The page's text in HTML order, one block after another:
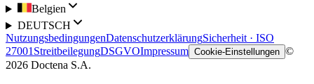
Belgien
DEUTSCH
NutzungsbedingungenDatenschutzerklärungSicherheit · ISO
27001 StreitbeilegungDSGVOImpressum Cookie-Einstellungen ©
2026 Doctena S.A.